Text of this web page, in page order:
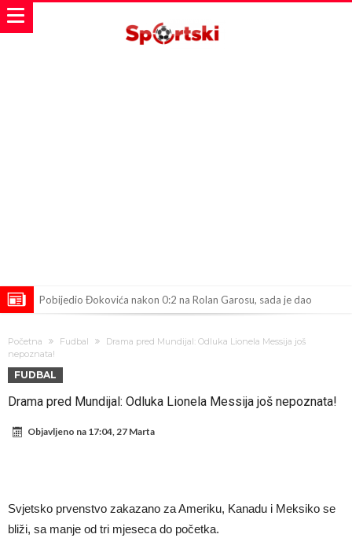
Pobijedio Đokovića nakon 0:2 na Rolan Garosu, sada je dao
daleko”
Koliko traži PSG i koji je Liverpulov “plafon” za Bredlija Barkolu?
Prva ponuda za Rafaela Leaa – odbijena!
Zašto je nepoznati italijanski petoligaš dobio nevjerovatan stadion
od 62 miliona eura?
Veliki udarac za Barcelonu: Junak finala Svjetskog prvenstva želi otići
zahtijeva pravdu.
Potresne scene na sahrani UFC borca! Red ljudi, muzika i aplauz koji
Početna Fudbal
Drama pred Mundijal: Odluka Lionela Messija još
nepoznata!
FUDBAL
Drama pred Mundijal: Odluka Lionela Messija još nepoznata!
Objavljeno na 17:04, 27 Marta
Svjetsko prvenstvo zakazano za Ameriku, Kanadu i Meksiko se
bliži, sa manje od tri mjeseca do početka.